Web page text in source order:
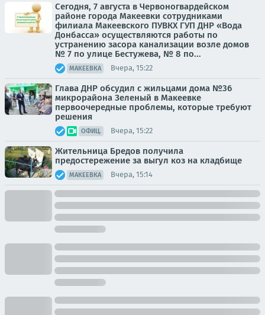
Сегодня, 7 августа в Червоногвардейском
районе города Макеевки сотрудниками
филиала Макеевского ПУВКХ ГУП ДНР «Вода
Донбасса» осуществляются работы по
устранению засора канализации возле домов
№ 7 по улице Бестужева, № 8 по...
МАКЕЕВКА Вчера, 15:22
Глава ДНР обсудил с жильцами дома №36
микрорайона Зеленый в Макеевке
первоочередные проблемы, которые требуют
решения
ОФИЦ. Вчера, 15:22
Жительница Бредов получила
предостережение за выгул коз на кладбище
МАКЕЕВКА Вчера, 15:14